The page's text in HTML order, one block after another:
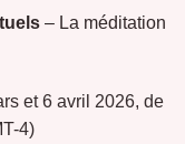
– La méditation
et 6 avril 2026, de
4)